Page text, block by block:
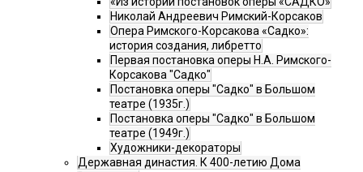
Николай Андреевич Римский-Корсаков
Опера Римского-Корсакова «Садко»:
история создания, либретто
Первая постановка оперы Н.А. Римского-
Корсакова "Садко"
Постановка оперы "Садко" в Большом
театре (1935г.)
Постановка оперы "Садко" в Большом
театре (1949г.)
Художники-декораторы
Державная династия. К 400-летию Дома